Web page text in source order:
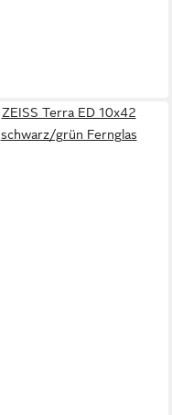
ZEISS Terra ED 10x42
schwarz/grün Fernglas